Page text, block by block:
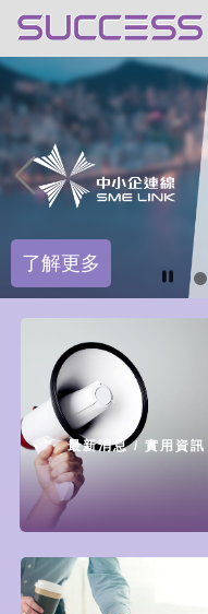
了解更多
最新消息 / 實用資訊